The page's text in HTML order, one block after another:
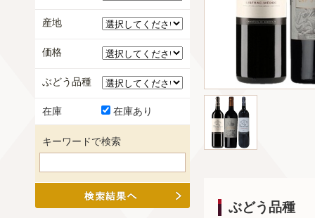
ぶどう品種
産地
価格
ぶどう品種
在庫 在庫あり
キーワードで検索